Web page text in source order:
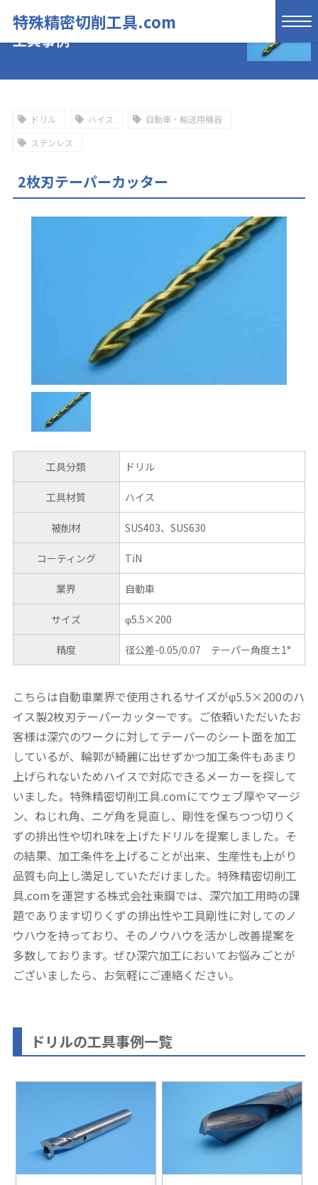
特殊精密切削工具.com
工具事例
ドリル ハイス
自動車・輸送用機器
ステンレス
2枚刃テーパーカッター
工具分類 ドリル
工具材質 ハイス
被削材 SUS403、SUS630
コーティング TiN
業界 自動車
サイズ φ5.5×200
精度 径公差-0.05/0.07 テーパー角度±1°
こちらは自動車業界で使用されるサイズがφ5.5×200のハ
イス製2枚刃テーパーカッターです。ご依頼いただいたお
客様は深穴のワークに対してテーパーのシート面を加工
しているが、輪郭が綺麗に出せずかつ加工条件もあまり
上げられないためハイスで対応できるメーカーを探して
いました。特殊精密切削工具.comにてウェブ厚やマージ
ン、ねじれ角、ニゲ角を見直し、剛性を保ちつつ切りく
ずの排出性や切れ味を上げたドリルを提案しました。そ
の結果、加工条件を上げることが出来、生産性も上がり
品質も向上し満足していただけました。特殊精密切削工
具.comを運営する株式会社東鋼では、深穴加工用時の課
題であります切りくずの排出性や工具剛性に対してのノ
ウハウを持っており、そのノウハウを活かし改善提案を
多数しております。ぜひ深穴加工においてお悩みごとが
ございましたら、お気軽にご連絡ください。
ドリルの工具事例一覧